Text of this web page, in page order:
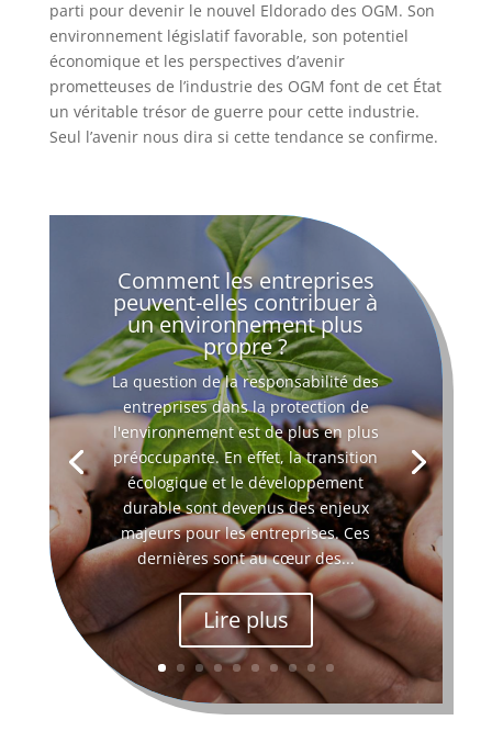
parti pour devenir le nouvel Eldorado des OGM. Son
environnement législatif favorable, son potentiel
économique et les perspectives d’avenir
prometteuses de l’industrie des OGM font de cet État
un véritable trésor de guerre pour cette industrie.
Seul l’avenir nous dira si cette tendance se confirme.
Comment les entreprises
peuvent-elles contribuer à
un environnement plus
propre ?
La question de la responsabilité des
entreprises dans la protection de
l'environnement est de plus en plus
préoccupante. En effet, la transition
écologique et le développement
durable sont devenus des enjeux
majeurs pour les entreprises. Ces
dernières sont au cœur des...
Lire plus